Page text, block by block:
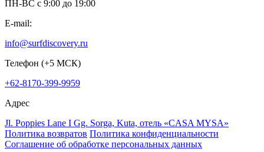
ПН-ВС c 9:00 до 19:00
E-mail:
info@surfdiscovery.ru
Телефон (+5 МСК)
+62-8170-399-9959
Адрес
Jl. Poppies Lane I Gg. Sorga, Kuta, отель «CASA MYSA»
Политика возвратов Политика конфиденциальности
Соглашение об обработке персональных данных